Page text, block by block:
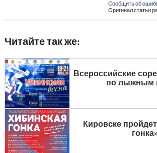
Сообщить об
Оригинал статьи
Читайте так же:
Всероссийские
по лыжным
Кировске